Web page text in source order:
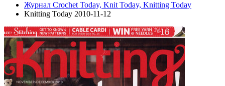
Журнал Crochet Today, Knit Today, Knitting Today
Knitting Today 2010-11-12